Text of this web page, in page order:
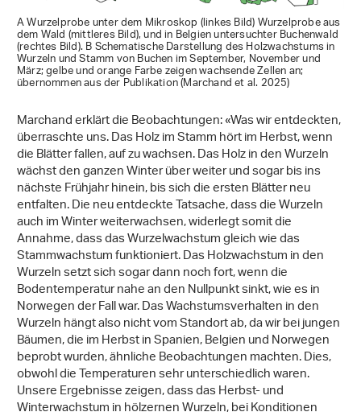
A Wurzelprobe unter dem Mikroskop (linkes Bild) Wurzelprobe aus
dem Wald (mittleres Bild), und in Belgien untersuchter Buchenwald
(rechtes Bild). B Schematische Darstellung des Holzwachstums in
Wurzeln und Stamm von Buchen im September, November und
März; gelbe und orange Farbe zeigen wachsende Zellen an;
übernommen aus der Publikation (Marchand et al. 2025)
Marchand erklärt die Beobachtungen: «Was wir entdeckten,
überraschte uns. Das Holz im Stamm hört im Herbst, wenn
die Blätter fallen, auf zu wachsen. Das Holz in den Wurzeln
wächst den ganzen Winter über weiter und sogar bis ins
nächste Frühjahr hinein, bis sich die ersten Blätter neu
entfalten. Die neu entdeckte Tatsache, dass die Wurzeln
auch im Winter weiterwachsen, widerlegt somit die
Annahme, dass das Wurzelwachstum gleich wie das
Stammwachstum funktioniert. Das Holzwachstum in den
Wurzeln setzt sich sogar dann noch fort, wenn die
Bodentemperatur nahe an den Nullpunkt sinkt, wie es in
Norwegen der Fall war. Das Wachstumsverhalten in den
Wurzeln hängt also nicht vom Standort ab, da wir bei jungen
Bäumen, die im Herbst in Spanien, Belgien und Norwegen
beprobt wurden, ähnliche Beobachtungen machten. Dies,
obwohl die Temperaturen sehr unterschiedlich waren.
Unsere Ergebnisse zeigen, dass das Herbst- und